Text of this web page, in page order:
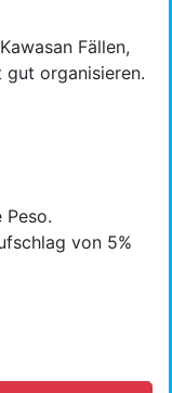
Fällen,
gut organisieren.
Peso.
von 5%